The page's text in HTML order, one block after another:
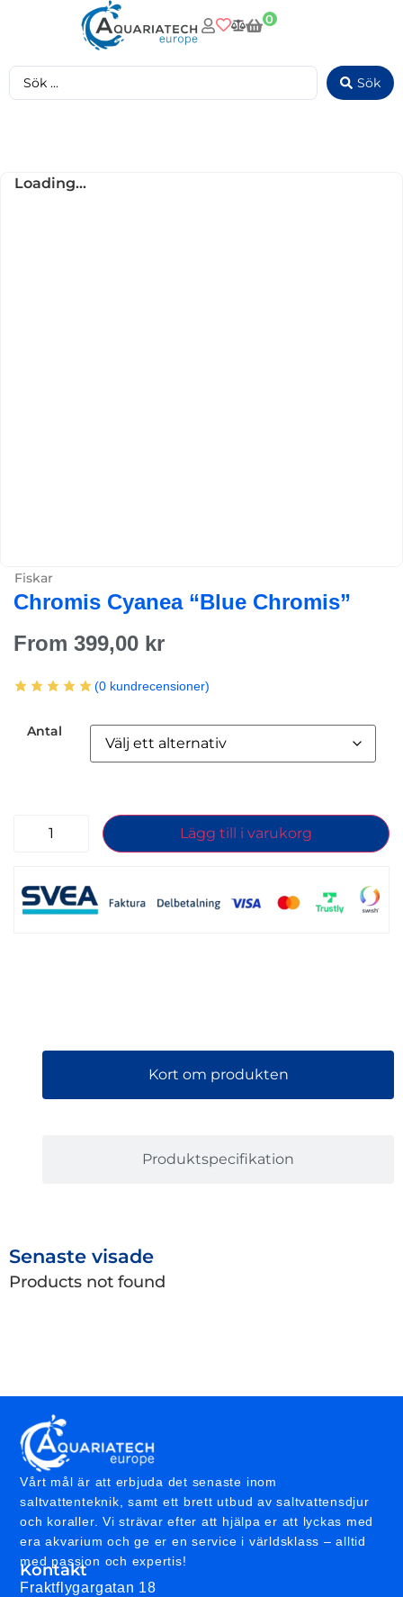
0
Sök
Loading...
Fiskar
Chromis Cyanea “Blue Chromis”
From 399,00 kr
(0 kundrecensioner)
Antal
Lägg till i varukorg
Kort om produkten
Produktspecifikation
Senaste visade
Products not found
Vårt mål är att erbjuda det senaste inom
saltvattenteknik, samt ett brett utbud av saltvattensdjur
och koraller. Vi strävar efter att hjälpa er att lyckas med
era akvarium och ge er en service i världsklass – alltid
med passion och expertis!
Kontakt
Fraktflygargatan 18